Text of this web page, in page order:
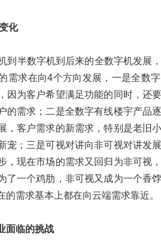
化
半数字机到后来的全数字机发展
需求在向4个方向发展，一是全数
因为客户希望满足功能的同时，还
的需求；二是全数字有线楼宇产品
，客户需求的新需求，特别是老旧
宠；三是可视对讲向非可视对讲发
，现在市场的需求又回归为非可视
了一个鸡肋，非可视又成为一个香
的需求基本上都在向云端需求靠近。
面临的挑战